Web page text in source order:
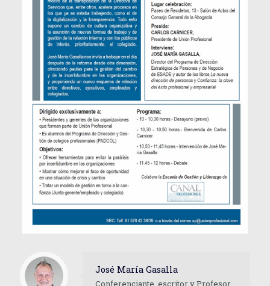
José María Gasalla
Conferenciante, escritor y Profesor